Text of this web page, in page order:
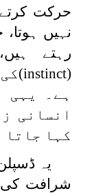
حرکت
نہیں
رہتے
(
instinct
ہے۔ یہی
انسانی
کہا جاتا
یہ
شرافت